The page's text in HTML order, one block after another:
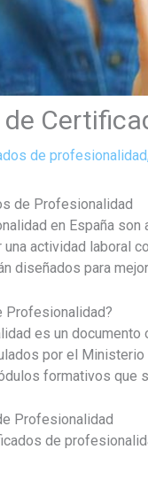
de profesionalidad,
de Profesionalidad
en España
actividad laboral
diseñados para
Profesionalidad?
es un
por el
formativos que
Profesionalidad
de